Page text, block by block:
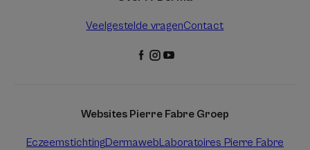
Veelgestelde vragenContact
Websites Pierre Fabre Groep
EczeemstichtingDermawebLaboratoires Pierre Fabre